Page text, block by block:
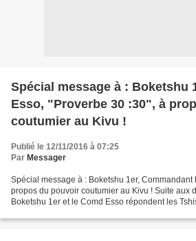
Spécial message à : Boketshu
Esso, "Proverbe 30 :30", à
coutumier au Kivu !
Publié le 12/11/2016 à 07:25
Par Messager
Spécial message à : Boketshu 1er, Commandant
propos du pouvoir coutumier au Kivu ! Suite aux
Boketshu 1er et le Comd Esso répondent les